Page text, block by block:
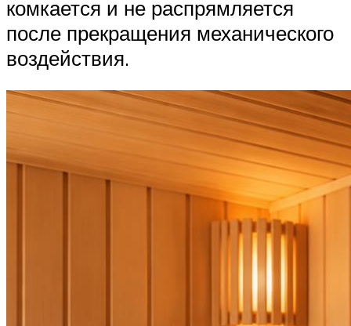
комкается и не распрямляется
после прекращения механического
воздействия.